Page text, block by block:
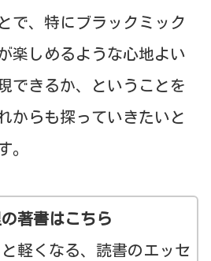
で、特にブラックミック
楽しめるような心地よい
できるか、ということを
からも探っていきたいと
。
の著書はこちら
軽くなる、読書のエッセ